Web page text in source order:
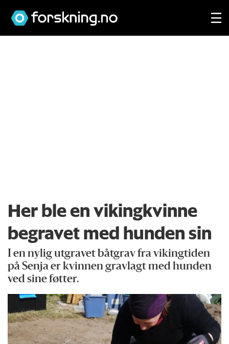
Her ble en vikingkvinne
begravet med hunden sin
I en nylig utgravet båtgrav fra vikingtiden
på Senja er kvinnen gravlagt med hunden
ved sine føtter.